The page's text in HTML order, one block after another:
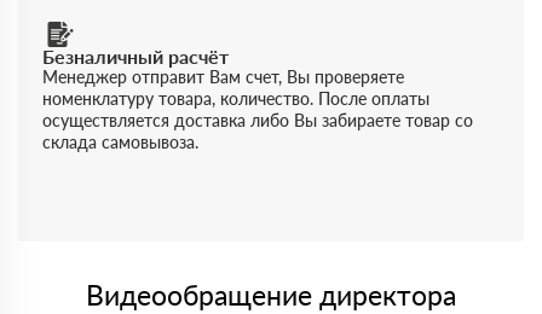
Безналичный расчёт
Менеджер отправит Вам счет, Вы проверяете
номенклатуру товара, количество. После оплаты
осуществляется доставка либо Вы забираете товар со
склада самовывоза.
Видеообращение директора